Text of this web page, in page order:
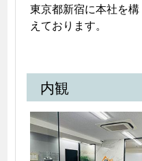
東京都新宿に本社を構
えております。
内観